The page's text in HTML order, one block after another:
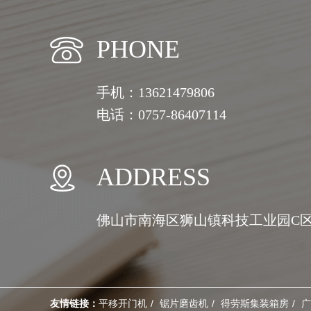
PHONE
手机：13621479806
电话：0757-86407114
ADDRESS
佛山市南海区狮山镇科技工业园C
友情链接： 平移开门机 锯片磨齿机 得劳斯集装箱房